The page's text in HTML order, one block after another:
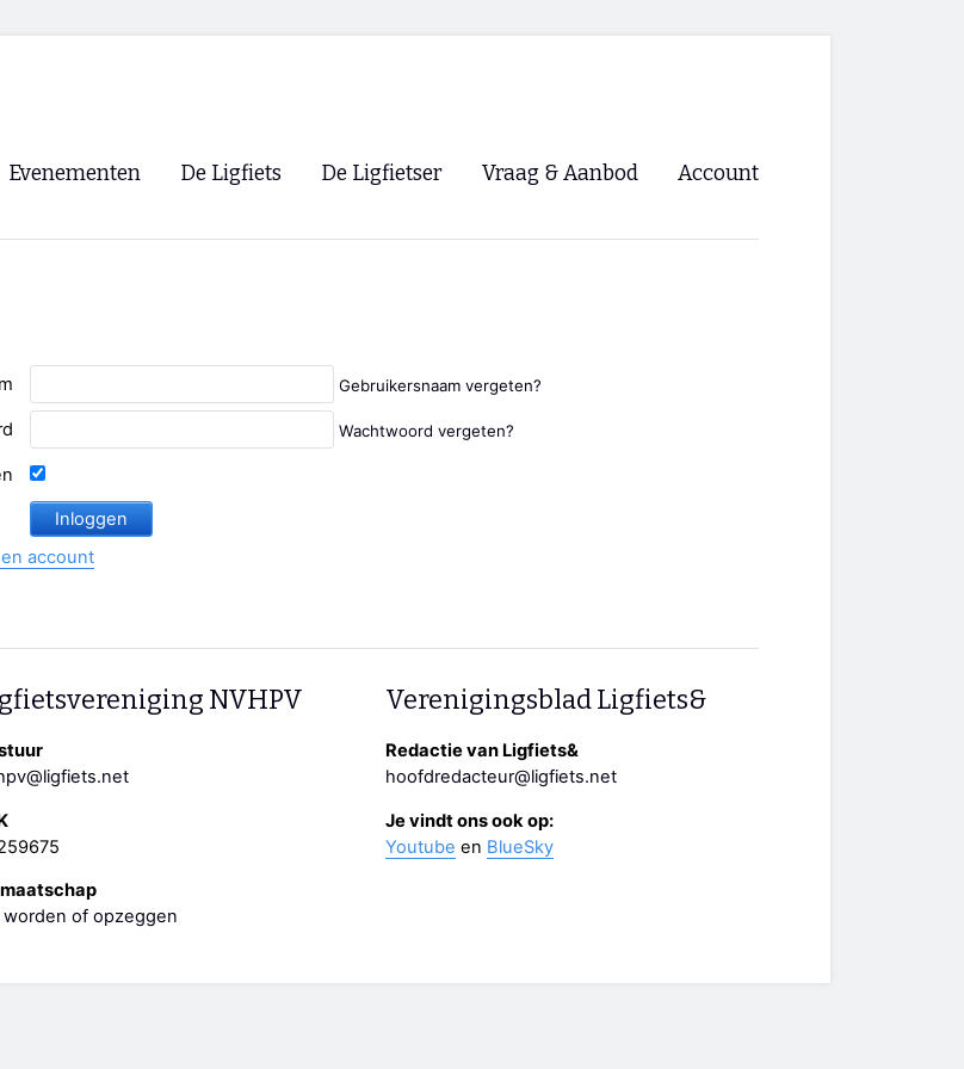
Evenementen
Paastreffen
Oliebollentocht
De Ligfiets De Ligfietser
Lokale Fietsverenigingen
Vraag & Aanbod Account
Gebruikersnaam vergeten?
Wachtwoord vergeten?
account
NVHPV
worden of opzeggen
Verenigingsblad Ligfiets&
Redactie van Ligfiets&
hoofdredacteur@ligfiets.net
Je vindt ons ook op:
Youtube en BlueSky